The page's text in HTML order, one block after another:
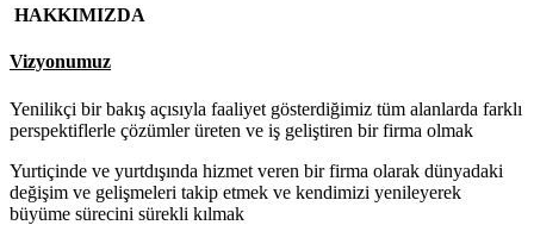
HAKKIMIZDA
Vizyonumuz
Yenilikçi bir bakış açısıyla faaliyet gösterdiğimiz tüm alanlarda farklı
perspektiflerle çözümler üreten ve iş geliştiren bir firma olmak
Yurtiçinde ve yurtdışında hizmet veren bir firma olarak dünyadaki
değişim ve gelişmeleri takip etmek ve kendimizi yenileyerek
büyüme sürecini sürekli kılmak